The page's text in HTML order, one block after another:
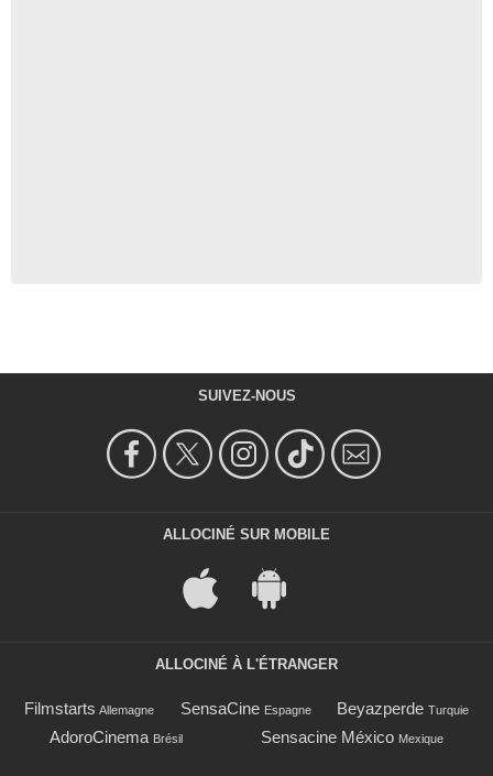
SUIVEZ-NOUS
ALLOCINÉ SUR MOBILE
ALLOCINÉ À L'ÉTRANGER
Filmstarts Allemagne SensaCine Espagne Beyazperde Turquie
AdoroCinema Brésil Sensacine México Mexique